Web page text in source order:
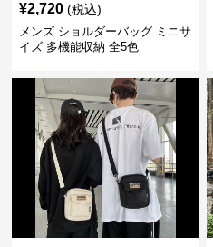
¥2,720 (税込)
メンズ ショルダーバッグ ミニサ
イズ 多機能収納 全5色